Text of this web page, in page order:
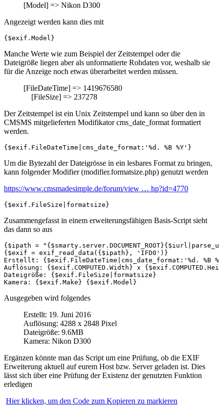
[Model] => Nikon D300
Angezeigt werden kann dies mit
{$exif.Model}
Manche Werte wie zum Beispiel der Zeitstempel oder die
Dateigröße liegen aber als unformatierte Rohdaten vor, weshalb sie
für die Anzeige noch etwas überarbeitet werden müssen.
[FileDateTime] => 1419676580
[FileSize] => 237278
Der Zeitstempel ist ein Unix Zeitstempel und kann so über den in
CMSMS mitgelieferten Modifikator cms_date_format formatiert
werden.
{$exif.FileDateTime|cms_date_format:'%d. %B %Y'}
Um die Bytezahl der Dateigrösse in ein lesbares Format zu bringen,
kann folgender Modifier (modifier.formatsize.php) genutzt werden
https://www.cmsmadesimple.de/forum/view … hp?id=4770
{$exif.FileSize|formatsize}
Zusammengefasst in einem erweiterungsfähigen Basis-Script sieht
das dann so aus
{$ipath =
{$exif = exif_read_data({$ipath}, 'IFD0')}
Erstellt: {$exif.FileDateTime|cms_date_format:'%d. %B
Auflösung: {$exif.COMPUTED.Width} x
Dateigröße: {$exif.FileSize|formatsize}
Ausgegeben wird folgendes
Erstellt: 19. Juni 2016
Auflösung: 4288 x 2848 Pixel
Dateigröße: 9.6MB
Kamera: Nikon D300
Ergänzen könnte man das Script um eine Prüfung, ob die EXIF
Erweiterung aktuell auf eurem Host bzw. Server geladen ist. Dies
lässt sich über eine Prüfung der Existenz der genutzten Funktion
erledigen
Hier klicken, um den Code zum Kopieren zu markieren